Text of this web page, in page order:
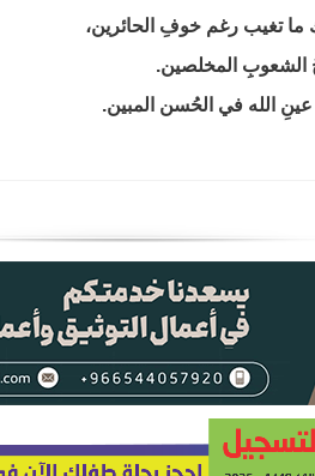
ما تغيب رغم خوفِ الحائرين،
الشعوبِ المخلصين.
الله في الحُسن المبين.